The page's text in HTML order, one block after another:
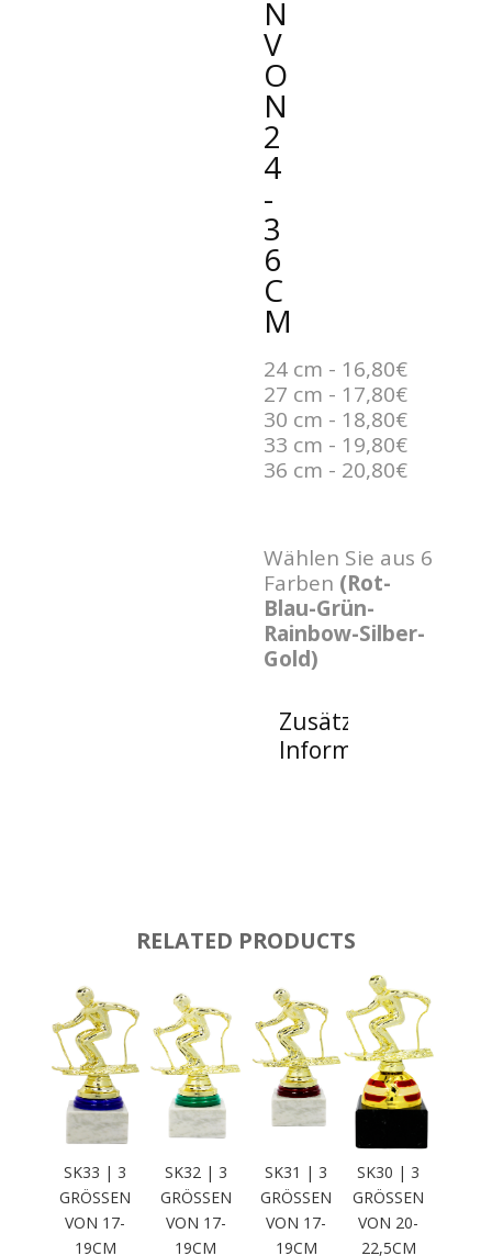
V
O
N
2
4
-
3
6
C
M
24 cm - 16,80€
27 cm - 17,80€
30 cm - 18,80€
33 cm - 19,80€
36 cm - 20,80€
Wählen Sie aus 6
Farben (Rot-
Blau-Grün-
Rainbow-Silber-
Gold)
Zusätzliche
Informationen
RELATED PRODUCTS
SK33 | 3
GRÖSSEN
VON 17-1
9CM
SK32 | 3
GRÖSSEN
VON 17-1
9CM
SK31 | 3
GRÖSSEN
VON 17-1
9CM
SK30 | 3
GRÖSSEN
VON 20-2
2,5CM